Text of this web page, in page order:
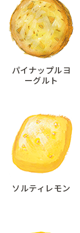
パイナップルヨ
ーグルト
ソルティレモン